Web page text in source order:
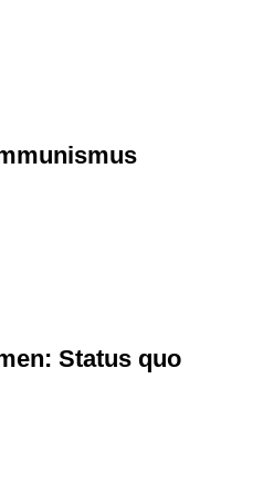
Status quo